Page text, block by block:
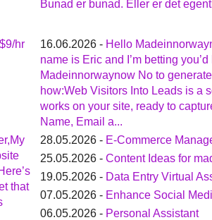
Bunad er bunad. Eller er det
hr 16.06.2026 - Hello
name is Eric and I’m betting
Madeinnorwaynow No to
how:Web Visitors Into Leads is a
works on your site, ready to
Name, Email a...
that
28.05.2026 - E-Commerce
25.05.2026 -Content Ideas for
19.05.2026 - Data Entry Virtual
07.05.2026 - Enhance Social
06.05.2026 - Personal Assistant